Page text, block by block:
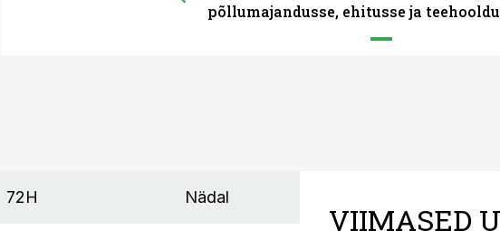
põllumajandusse, ehitusse ja
72H Nädal
VIIMASED